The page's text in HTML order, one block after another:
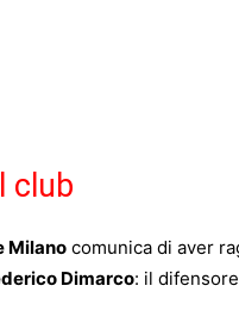
club
Milano comunica di aver
Dimarco: il